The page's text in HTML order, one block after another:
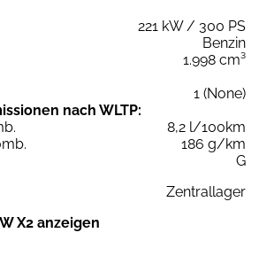
221 kW / 300 PS
Benzin
1.998 cm³
1 (None)
nach WLTP:
8,2 l/100km
186 g/km
G
Zentrallager
X2 anzeigen